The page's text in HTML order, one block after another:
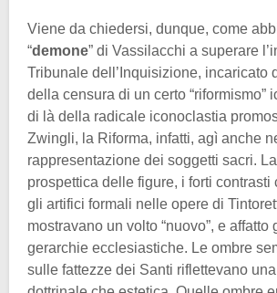
Viene da chiedersi, dunque, come
“demone” di Vassilacchi a superare
Tribunale dell’Inquisizione, incaricato
della censura di un certo “riformismo”
di là della radicale iconoclastia
Zwingli, la Riforma, infatti, agì anche
rappresentazione dei soggetti sacri.
prospettica delle figure, i forti contrasti
gli artifici formali nelle opere di
mostravano un volto “nuovo”, e affatto
gerarchie ecclesiastiche. Le ombre
sulle fattezze dei Santi riflettevano